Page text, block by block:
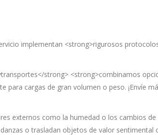
implementan <strong>rigurosos
strong> <strong>combinamos
cargas de gran volumen o peso. ¡Envíe
externos como la humedad o los cambios de
o trasladan objetos de valor sentimental